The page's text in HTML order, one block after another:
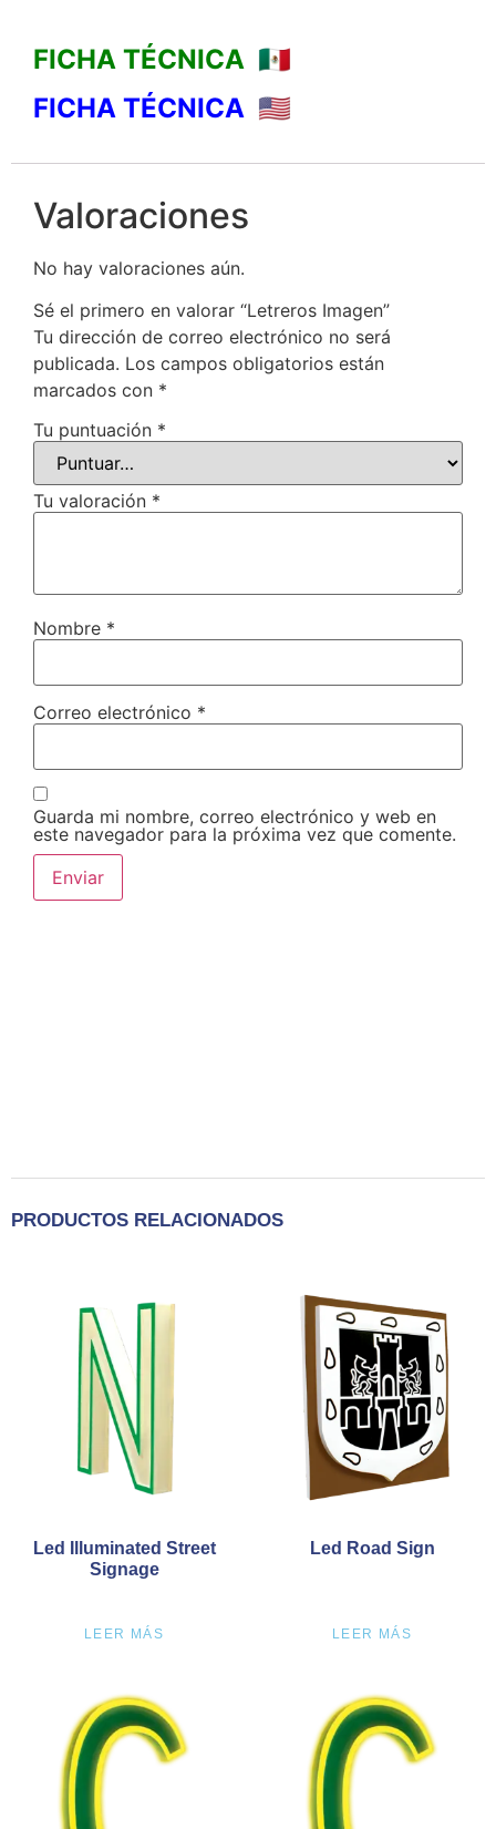
FICHA TÉCNICA 🇲🇽
FICHA TÉCNICA 🇺🇸
Valoraciones
No hay valoraciones aún.
Sé el primero en valorar “Letreros Imagen”
Tu dirección de correo electrónico no será
publicada. Los campos obligatorios están
marcados con *
Tu puntuación *
Tu valoración *
Nombre *
Correo electrónico *
Guarda mi nombre, correo electrónico y web en
este navegador para la próxima vez que comente.
PRODUCTOS RELACIONADOS
Led Illuminated Street
Signage
LEER MÁS
Led Road Sign
LEER MÁS